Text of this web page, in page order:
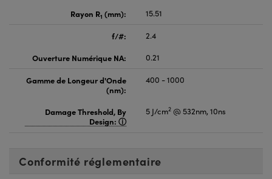
Rayon R1 (mm): 15.51
f/#:
2.4
Ouverture Numérique NA:
0.21
Gamme de Longeur d'Onde
(nm):
400 - 1000
Damage Threshold, By
Design:
5 J/cm2 @ 532nm, 10ns
Conformité réglementaire